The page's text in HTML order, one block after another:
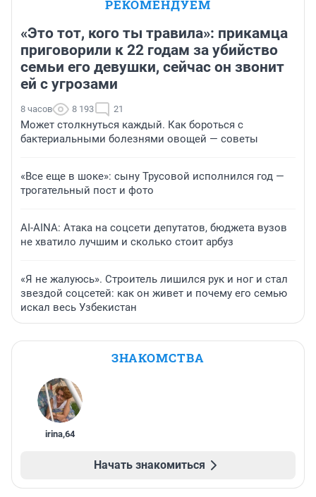
РЕКОМЕНДУЕМ
«Это тот, кого ты травила»: прикамца
приговорили к 22 годам за убийство
семьи его девушки, сейчас он звонит
ей с угрозами
8 часов 8 193 21
Может столкнуться каждый. Как бороться с
бактериальными болезнями овощей — советы
«Все еще в шоке»: сыну Трусовой исполнился год —
трогательный пост и фото
AI-AINA: Атака на соцсети депутатов, бюджета вузов
не хватило лучшим и сколько стоит арбуз
«Я не жалуюсь». Строитель лишился рук и ног и стал
звездой соцсетей: как он живет и почему его семью
искал весь Узбекистан
ЗНАКОМСТВА
irina,64
Начать знакомиться